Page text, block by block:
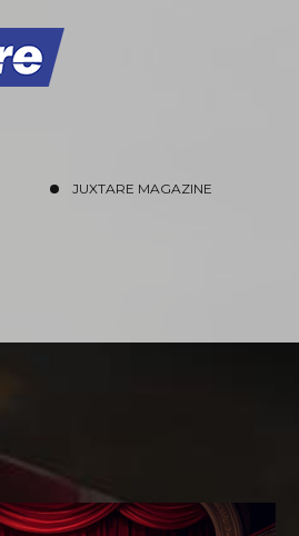
JUXTARE MAGAZINE